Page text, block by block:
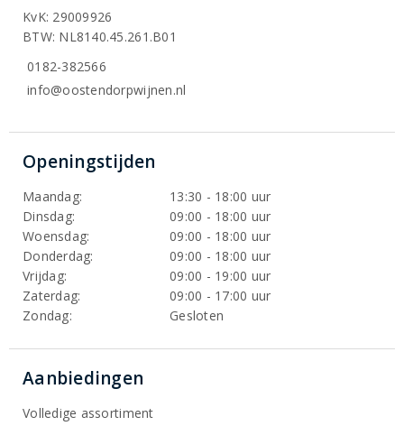
KvK: 29009926
BTW: NL8140.45.261.B01
0182-382566
info@oostendorpwijnen.nl
Openingstijden
Maandag:
13:30 - 18:00 uur
Dinsdag:
09:00 - 18:00 uur
Woensdag:
09:00 - 18:00 uur
Donderdag:
09:00 - 18:00 uur
Vrijdag:
09:00 - 19:00 uur
Zaterdag:
09:00 - 17:00 uur
Zondag:
Gesloten
Aanbiedingen
Volledige assortiment